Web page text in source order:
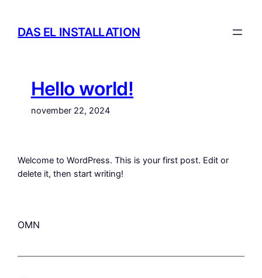
indhold
DAS EL INSTALLATION
Hello world!
november 22, 2024
Welcome to WordPress. This is your first post. Edit or
delete it, then start writing!
OMN